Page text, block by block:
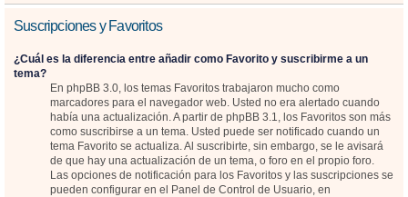
Suscripciones y Favoritos
¿Cuál es la diferencia entre añadir como Favorito y suscribirme a un
tema?
En phpBB 3.0, los temas Favoritos trabajaron mucho como
marcadores para el navegador web. Usted no era alertado cuando
había una actualización. A partir de phpBB 3.1, los Favoritos son más
como suscribirse a un tema. Usted puede ser notificado cuando un
tema Favorito se actualiza. Al suscribirte, sin embargo, se le avisará
de que hay una actualización de un tema, o foro en el propio foro.
Las opciones de notificación para los Favoritos y las suscripciones se
pueden configurar en el Panel de Control de Usuario, en